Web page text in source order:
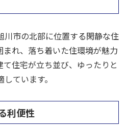
川市の北部に位置する閑静な住
れ、落ち着いた住環境が魅力
住宅が立ち並び、ゆったりと
ています。
利便性